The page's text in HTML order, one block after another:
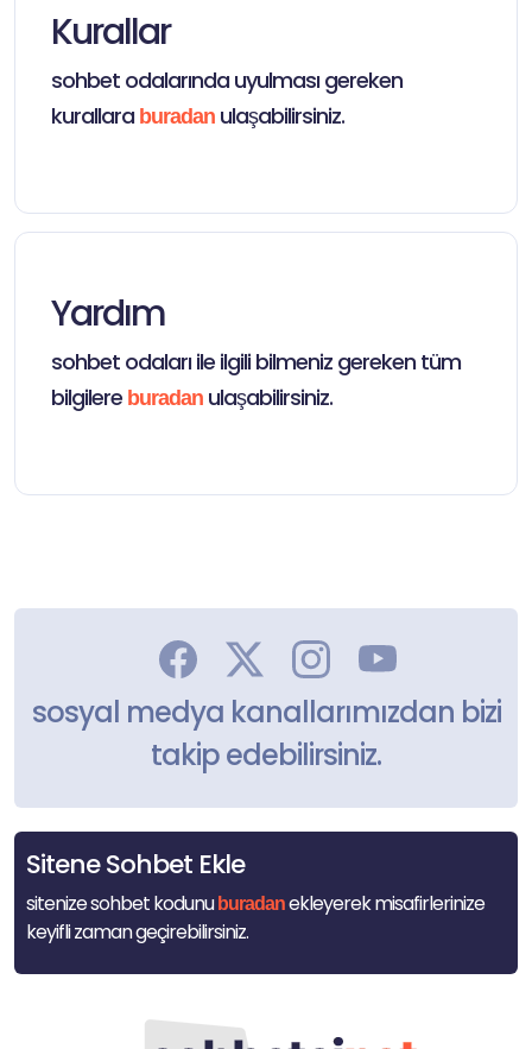
Kurallar
sohbet odalarında uyulması gereken
kurallara buradan ulaşabilirsiniz.
Yardım
sohbet odaları ile ilgili bilmeniz gereken tüm
bilgilere buradan ulaşabilirsiniz.
sosyal medya kanallarımızdan bizi
takip edebilirsiniz.
Sitene Sohbet Ekle
sitenize sohbet kodunu buradanekleyerek misafirlerinize
keyifli zaman geçirebilirsiniz.